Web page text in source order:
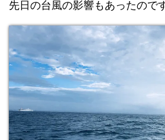
先日の台風の影響もあったので